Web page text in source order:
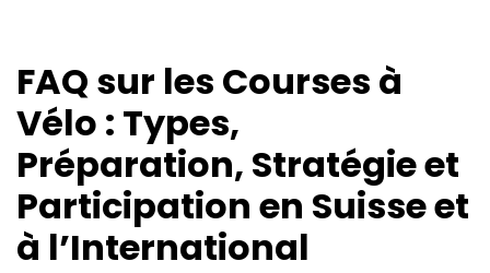
FAQ sur les Courses à
Vélo : Types,
Préparation, Stratégie et
Participation en Suisse et
à l’International